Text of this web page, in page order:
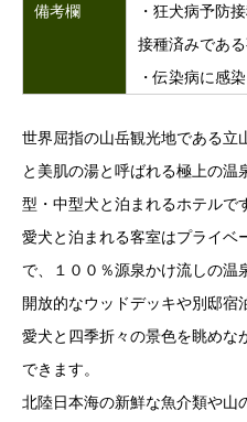
備考欄
・狂犬病予防
接種済みである
・伝染病に感
世界屈指の山岳観光地である立
と美肌の湯と呼ばれる極上の
型・中型犬と泊まれるホテルで
愛犬と泊まれる客室はプライベ
で、１００％源泉かけ流しの温
開放的なウッドデッキや別邸宿
愛犬と四季折々の景色を眺めな
できます。
北陸日本海の新鮮な魚介類や山